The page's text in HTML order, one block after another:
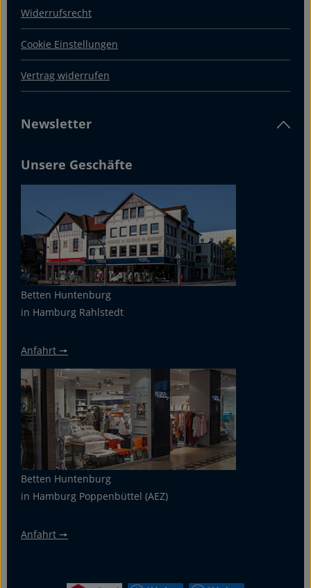
Widerrufsrecht
Cookie Einstellungen
Vertrag widerrufen
Newsletter
Unsere Geschäfte
Betten Huntenburg
in Hamburg Rahlstedt
Anfahrt 🠖
Betten Huntenburg
in Hamburg Poppenbüttel (AEZ)
Anfahrt 🠖